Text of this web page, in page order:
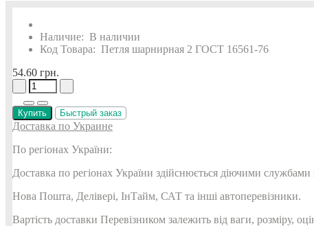
Наличие: В наличии
Код Товара: Петля шарнирная 2 ГОСТ 16561-76
54.60 грн.
Купить Быстрый заказ
Доставка по Украине
По регіонах України:
Доставка по регіонах України здійснюється діючими
Нова Пошта, Делівері, ІнТайм, САТ та інші автоперевізники.
Вартість доставки Перевізником залежить від ваги, розміру,